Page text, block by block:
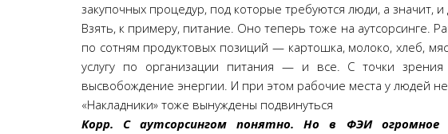
закупочных процедур, под которые требуются люди, а значит, и
Взять, к примеру, питание. Оно теперь тоже на аутсорсинге.
по сотням продуктовых позиций — картошка, молоко, хлеб,
услугу по организации питания — и все. С точки зрения
высвобождение энергии. И при этом рабочие места у людей
«Накладники» тоже вынуждены подвинуться
Корр. С аутсорсингом понятно. Но в ФЭИ огромное